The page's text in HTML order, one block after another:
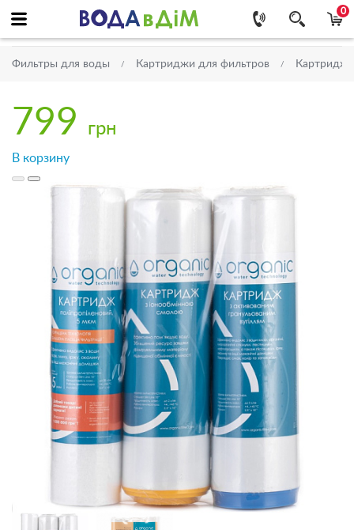
0
Фильтры для воды Картриджи для фильтров
799 грн
В корзину